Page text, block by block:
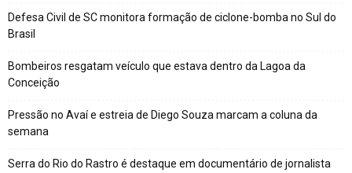
Defesa Civil de SC monitora formação de ciclone-bomba no Sul do
Brasil
Bombeiros resgatam veículo que estava dentro da Lagoa da
Conceição
Pressão no Avaí e estreia de Diego Souza marcam a coluna da
semana
Serra do Rio do Rastro é destaque em documentário de jornalista